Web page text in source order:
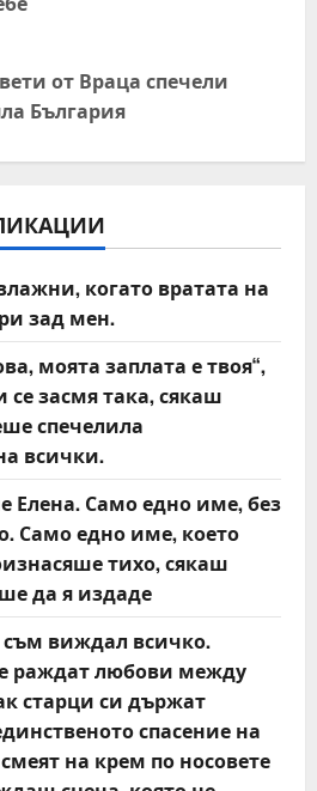
от Враца спечели
България
когато вратата на
зад мен.
моята заплата е твоя“,
се засмя така, сякаш
спечелила
всички.
Елена. Само едно име, без
Само едно име, което
тихо, сякаш
да я издаде
виждал всичко.
раждат любови между
старци си държат
спасение на
на крем по носовете